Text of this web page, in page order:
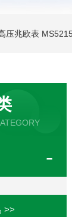
压兆欧表
>>